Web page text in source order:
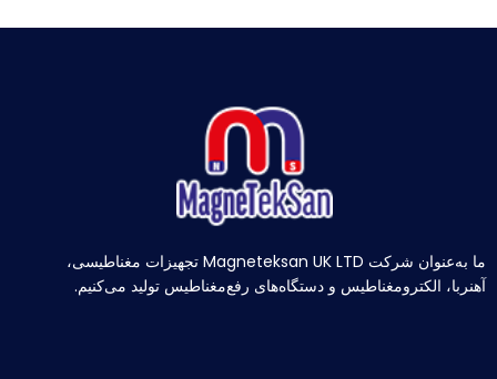
ما به‌عنوان شرکت Magneteksan UK LTD تجهیزات مغناطیسی،
آهنربا، الکترومغناطیس و دستگاه‌های رفع‌مغناطیس تولید می‌کنیم.